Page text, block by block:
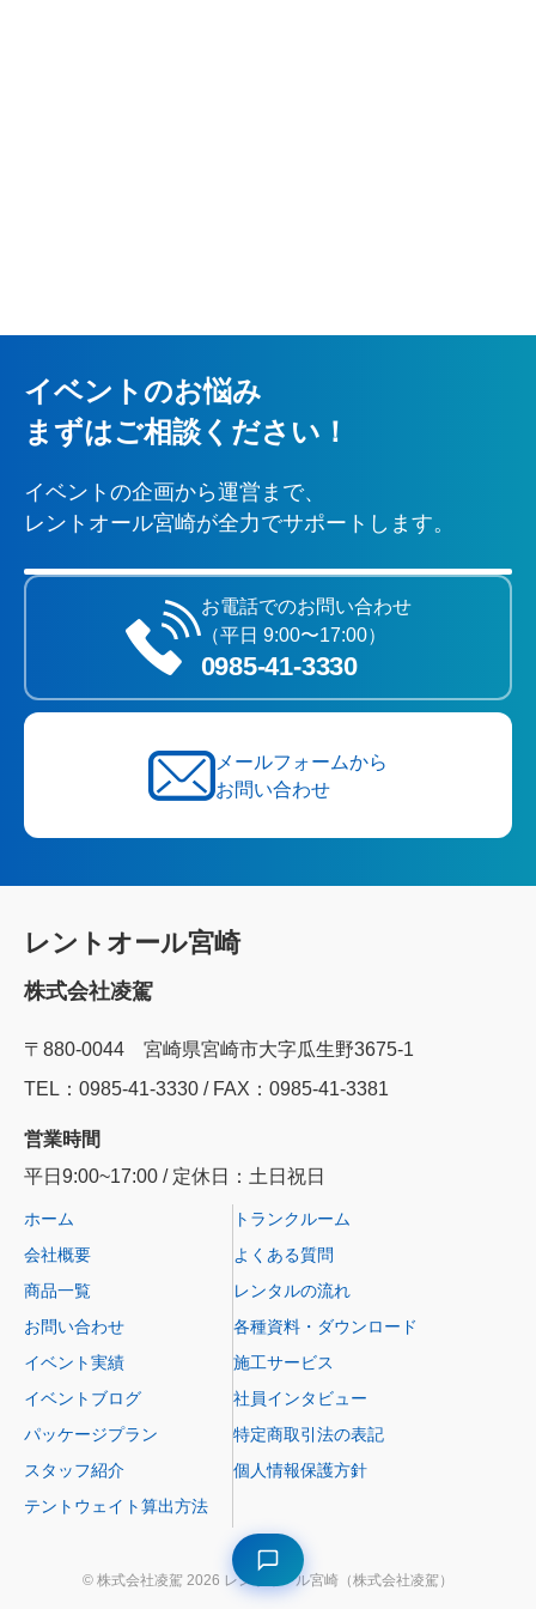
イベントのお悩み
まずはご相談ください！
イベントの企画から運営まで、
レントオール宮崎が全力でサポートします。
お電話でのお問い合わせ
（平日 9:00〜17:00）
0985‐41‐3330
メールフォームから
お問い合わせ
レントオール宮崎
株式会社凌駕
〒880-0044 宮崎県宮崎市大字瓜生野3675-1
TEL：0985‐41‐3330 / FAX：0985-41-3381
営業時間
平日9:00~17:00 / 定休日：土日祝日
ホーム
会社概要
商品一覧
お問い合わせ
イベント実績
イベントブログ
パッケージプラン
スタッフ紹介
テントウェイト算出方法
トランクルーム
よくある質問
レンタルの流れ
各種資料・ダウンロード
施工サービス
社員インタビュー
特定商取引法の表記
個人情報保護方針
© 株式会社凌駕 2026 レントオール宮崎（株式会社凌駕）